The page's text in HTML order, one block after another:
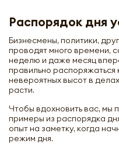
Распорядок дня
Бизнесмены, политики,
проводят много времени,
неделю и даже месяц
правильно распоряжаться
невероятных высот в
расти.
Чтобы вдохновить вас, мы
примеры из распорядка
опыт на заметку, когда
режим дня.